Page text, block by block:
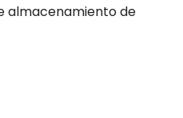
almacenamiento de